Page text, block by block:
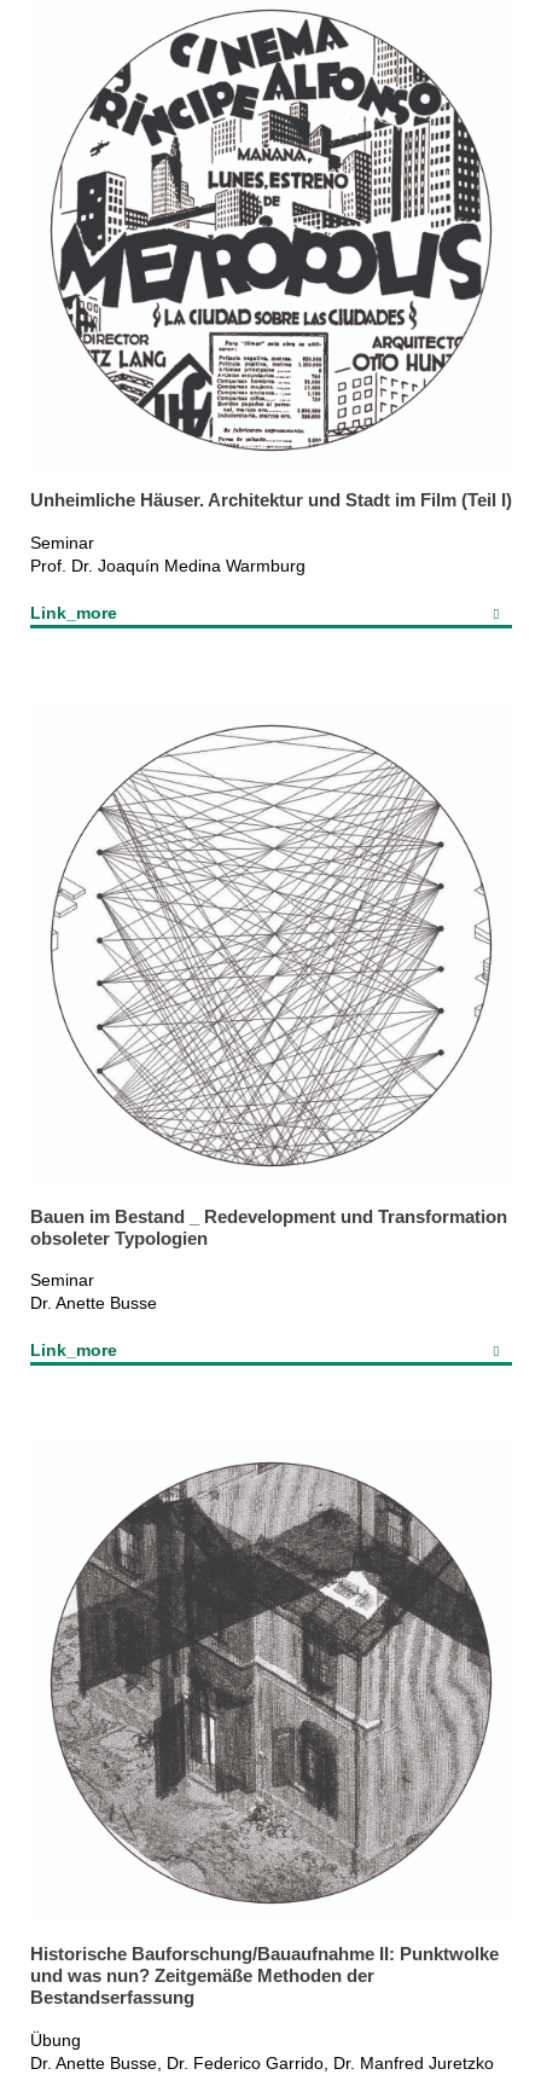
Unheimliche Häuser. Architektur und Stadt im Film (Teil I)
Seminar
Prof. Dr. Joaquín Medina Warmburg
Link_more
Bauen im Bestand _ Redevelopment und Transformation
obsoleter Typologien
Seminar
Dr. Anette Busse
Link_more
Historische Bauforschung/Bauaufnahme II: Punktwolke
und was nun? Zeitgemäße Methoden der
Bestandserfassung
Übung
Dr. Anette Busse, Dr. Federico Garrido, Dr. Manfred Juretzko